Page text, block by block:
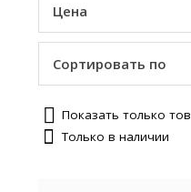
Цена
Сортировать по
Показать только
Только в наличии